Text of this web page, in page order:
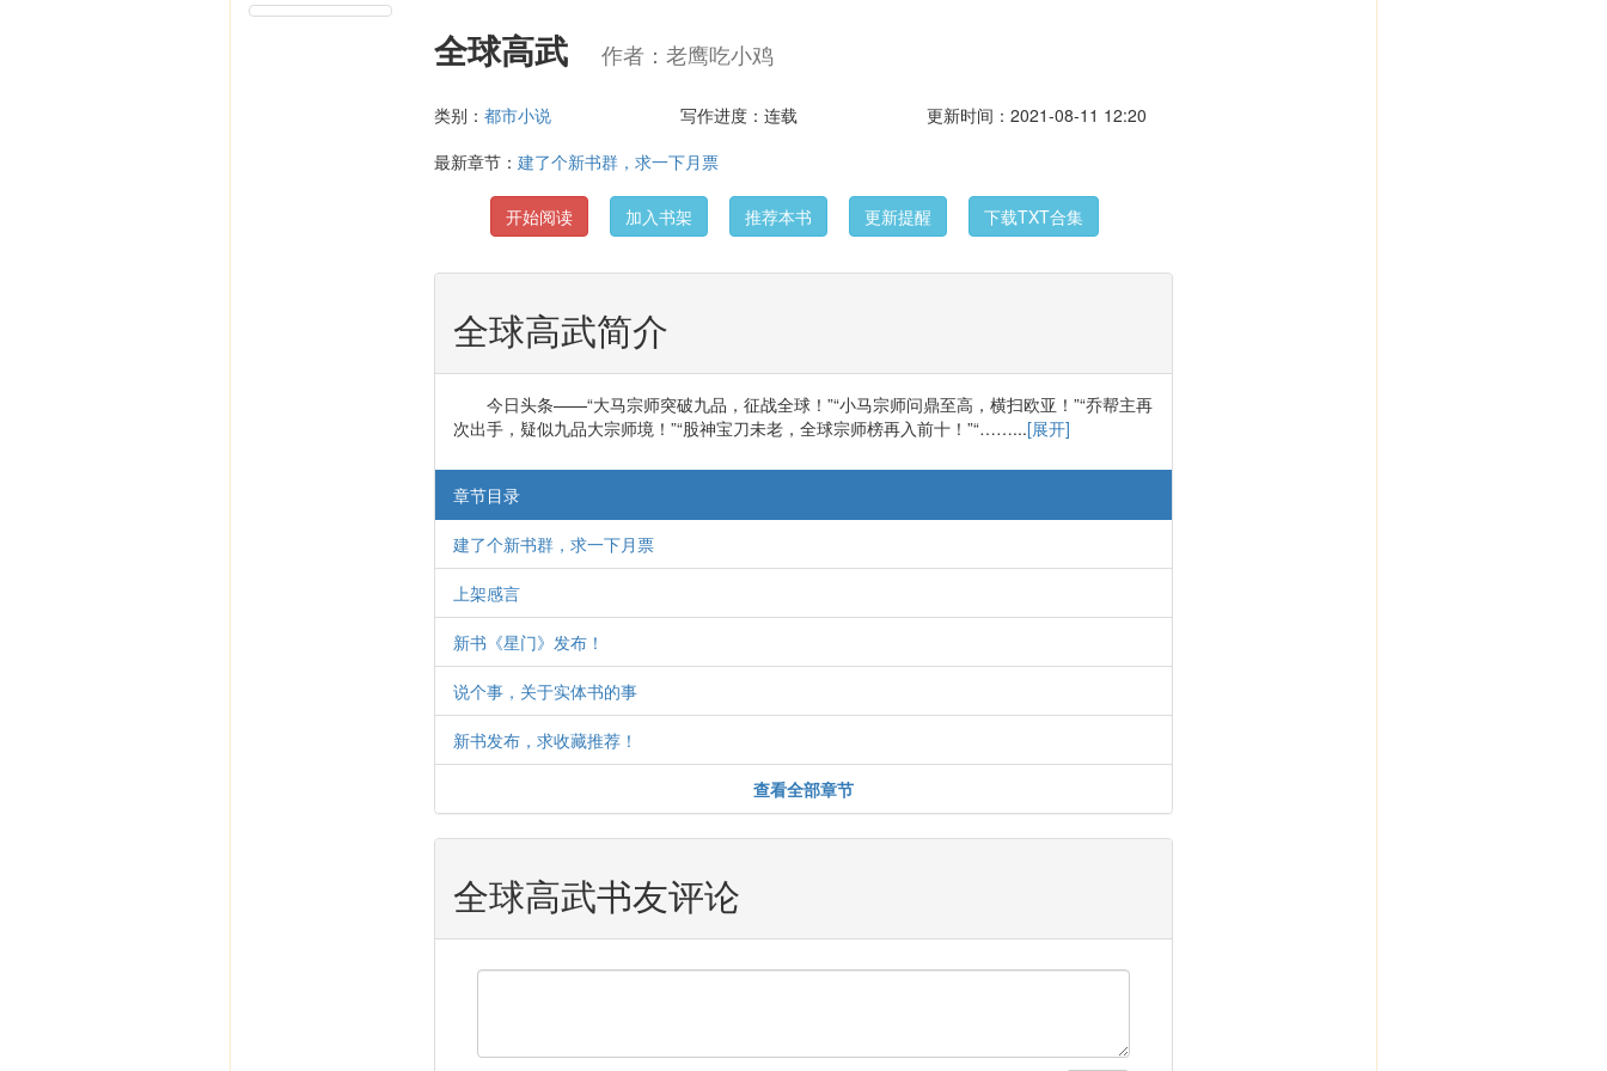
全球高武 作者：老鹰吃小鸡
类别： 都市小说 写作进度：连载
更新时间：2021-08-11 12:20
最新章节： 建了个新书群，求一下月票
开始阅读 加入书架 推荐本书 更新提醒 下载TXT合集
全球高武简介
今日头条——“大马宗师突破九品，征战全球！”“小马宗师问鼎至高，横扫欧亚！”“乔帮主再
次出手，疑似九品大宗师境！”“股神宝刀未老，全球宗师榜再入前十！”“……...[展开]
章节目录
建了个新书群，求一下月票
上架感言
新书《星门》发布！
说个事，关于实体书的事
新书发布，求收藏推荐！
查看全部章节
全球高武书友评论